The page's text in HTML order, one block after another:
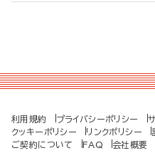
利用規約 プライバシーポリシー
クッキーポリシー
リンクポリシー
ご契約について
FAQ 会社概要